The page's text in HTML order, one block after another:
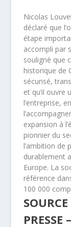
Nicolas
déclaré que
étape
accompli par
souligné que
historique de
sécurisé,
et qu’il ouvre
l’entreprise,
expansion à
pionnier du
l’ambition de
durablement
Europe. La
référence
100 000
PRESSE